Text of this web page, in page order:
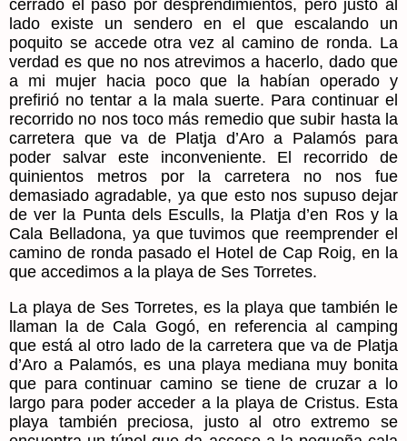
cerrado el paso por desprendimientos, pero justo al
lado existe un sendero en el que escalando un
poquito se accede otra vez al camino de ronda. La
verdad es que no nos atrevimos a hacerlo, dado que
a mi mujer hacia poco que la habían operado y
prefirió no tentar a la mala suerte. Para continuar el
recorrido no nos toco más remedio que subir hasta la
carretera que va de Platja d’Aro a Palamós para
poder salvar este inconveniente. El recorrido de
quinientos metros por la carretera no nos fue
demasiado agradable, ya que esto nos supuso dejar
de ver la Punta dels Esculls, la Platja d’en Ros y la
Cala Belladona, ya que tuvimos que reemprender el
camino de ronda pasado el Hotel de Cap Roig, en la
que accedimos a la playa de Ses Torretes.
La playa de Ses Torretes, es la playa que también le
llaman la de Cala Gogó, en referencia al camping
que está al otro lado de la carretera que va de Platja
d’Aro a Palamós, es una playa mediana muy bonita
que para continuar camino se tiene de cruzar a lo
largo para poder acceder a la playa de Cristus. Esta
playa también preciosa, justo al otro extremo se